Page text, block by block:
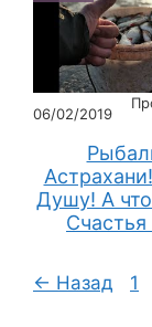
06/02/2019
Душу! А
Счастья
← Назад 1